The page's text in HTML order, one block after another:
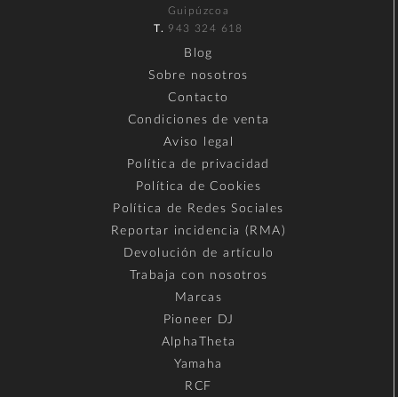
Guipúzcoa
T. 943 324 618
Blog
Sobre nosotros
Contacto
Condiciones de venta
Aviso legal
Política de privacidad
Política de Cookies
Política de Redes Sociales
Reportar incidencia (RMA)
Devolución de artículo
Trabaja con nosotros
Marcas
Pioneer DJ
AlphaTheta
Yamaha
RCF